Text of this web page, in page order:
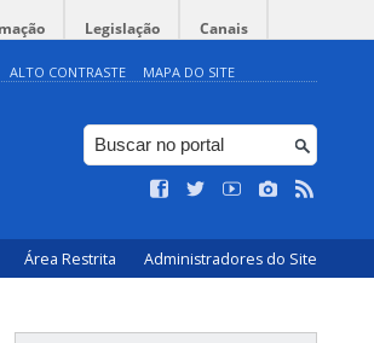
Legislação Canais
ALTO CONTRASTE MAPA DO SITE
Área Restrita Administradores do Site